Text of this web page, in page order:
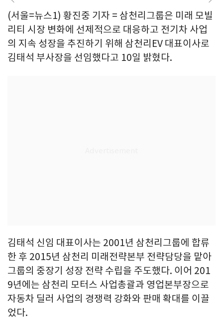
(서울=뉴스1) 황진중 기자 = 삼천리그룹은 미래 모빌
리티 시장 변화에 선제적으로 대응하고 전기차 사업
의 지속 성장을 추진하기 위해 삼천리EV 대표이사로
김태석 부사장을 선임했다고 10일 밝혔다.
김태석 신임 대표이사는 2001년 삼천리그룹에 합류
한 후 2015년 삼천리 미래전략본부 전략담당을 맡아
그룹의 중장기 성장 전략 수립을 주도했다. 이어 201
9년에는 삼천리 모터스 사업총괄과 영업본부장으로
자동차 딜러 사업의 경쟁력 강화와 판매 확대를 이끌
었다.